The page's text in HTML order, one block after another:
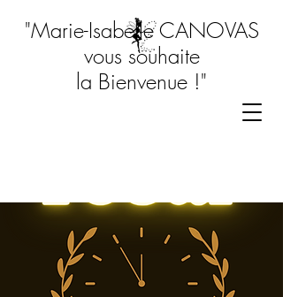
"Marie-Isabelle CANOVAS
vous souhaite
la Bienvenue !"